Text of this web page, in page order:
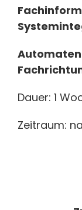
Dauer: 1
Zeitraum: